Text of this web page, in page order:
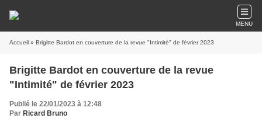
MENU
Accueil » Brigitte Bardot en couverture de la revue "Intimité" de février 2023
Brigitte Bardot en couverture de la revue
"Intimité" de février 2023
Publié le 22/01/2023 à 12:48
Par Ricard Bruno